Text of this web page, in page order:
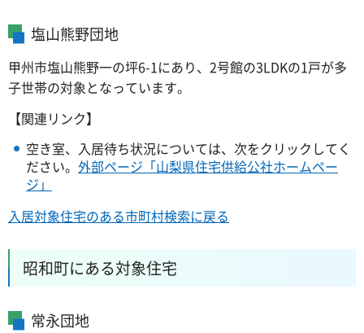
塩山熊野団地
甲州市塩山熊野一の坪6-1にあり、2号館の3LDKの1戸が多
子世帯の対象となっています。
【関連リンク】
空き室、入居待ち状況については、次をクリックしてく
ださい。 外部ページ「山梨県住宅供給公社ホームペー
ジ」
入居対象住宅のある市町村検索に戻る
昭和町にある対象住宅
常永団地